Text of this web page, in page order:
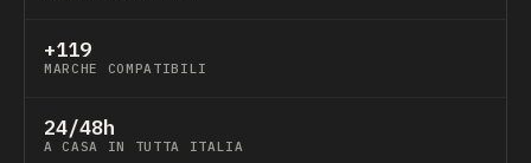
+119
MARCHE COMPATIBILI
24/48h
A CASA IN TUTTA ITALIA